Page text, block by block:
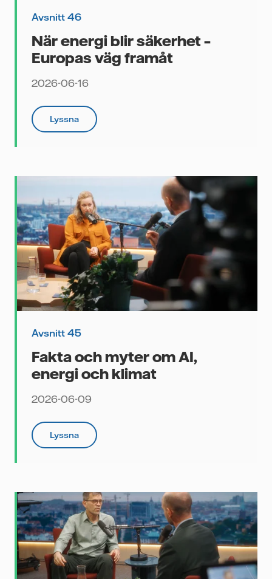
Avsnitt 46
När energi blir säkerhet –
Europas väg framåt
2026-06-16
Lyssna
Avsnitt 45
Fakta och myter om AI,
energi och klimat
2026-06-09
Lyssna